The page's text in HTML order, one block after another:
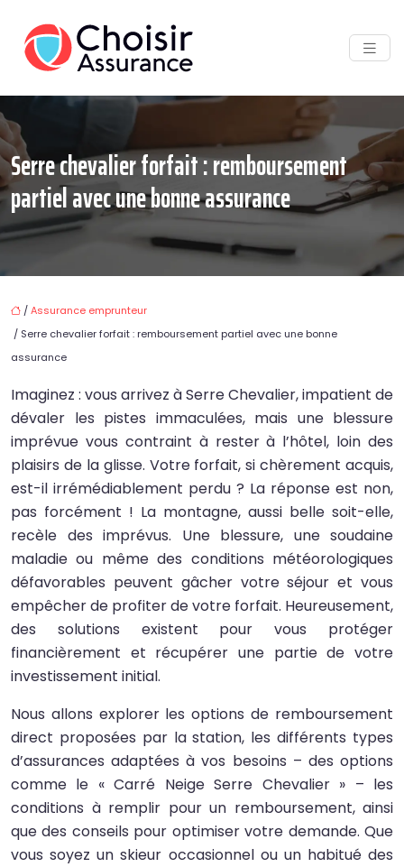
Serre chevalier forfait : remboursement
partiel avec une bonne assurance
/Assurance emprunteur
/ Serre chevalier forfait : remboursement partiel avec une bonne
assurance
Imaginez : vous arrivez à Serre Chevalier, impatient de
dévaler les pistes immaculées, mais une blessure
imprévue vous contraint à rester à l’hôtel, loin des
plaisirs de la glisse. Votre forfait, si chèrement acquis,
est-il irrémédiablement perdu ? La réponse est non,
pas forcément ! La montagne, aussi belle soit-elle,
recèle des imprévus. Une blessure, une soudaine
maladie ou même des conditions météorologiques
défavorables peuvent gâcher votre séjour et vous
empêcher de profiter de votre forfait. Heureusement,
des solutions existent pour vous protéger
financièrement et récupérer une partie de votre
investissement initial.
Nous allons explorer les options de remboursement
direct proposées par la station, les différents types
d’assurances adaptées à vos besoins – des options
comme le « Carré Neige Serre Chevalier » – les
conditions à remplir pour un remboursement, ainsi
que des conseils pour optimiser votre demande. Que
vous soyez un skieur occasionnel ou un habitué des